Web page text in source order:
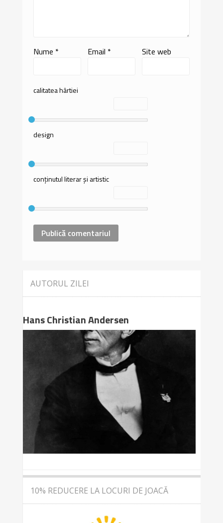
Nume * Email * Site web
calitatea hârtiei
design
conținutul literar și artistic
AUTORUL ZILEI
Hans Christian Andersen
10% REDUCERE LA LOCURI DE JOACĂ